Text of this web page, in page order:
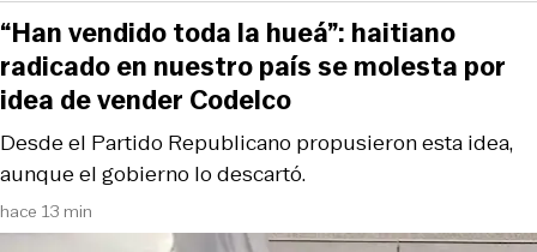
hace 13 min
Desde el Partido Republicano propusieron esta idea,
aunque el gobierno lo descartó.
“Han vendido toda la hueá”: haitiano
radicado en nuestro país se molesta por
idea de vender Codelco